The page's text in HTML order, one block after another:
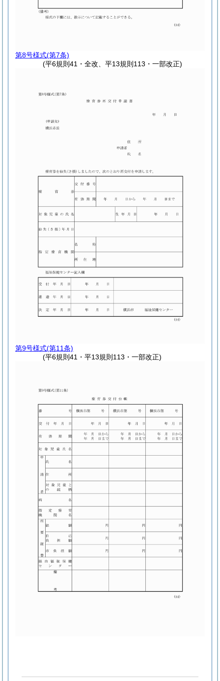
第8号様式(第7条)
(平6規則41・全改、平13規則113・一部改正)
第9号様式(第11条)
(平6規則41・平13規則113・一部改正)